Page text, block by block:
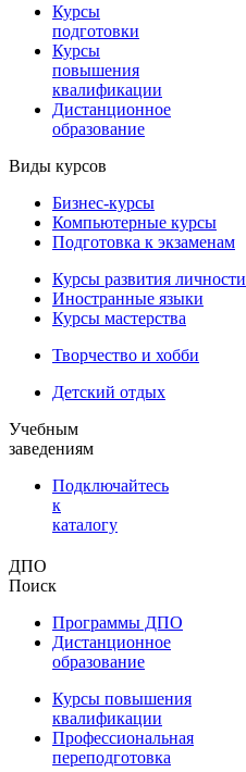
Курсы
подготовки
Курсы
повышения
квалификации
Дистанционное
образование
Виды курсов
Бизнес-курсы
Компьютерные курсы
Подготовка к экзаменам
Курсы развития личности
Иностранные языки
Курсы мастерства
Творчество и хобби
Детский отдых
Учебным
заведениям
Подключайтесь
к
каталогу
ДПО
Поиск
Программы ДПО
Дистанционное
образование
Курсы повышения
квалификации
Профессиональная
переподготовка